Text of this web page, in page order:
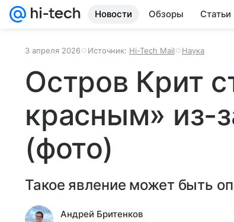
Новости Обзоры Статьи
3 апреля 2026 Источник: Hi-Tech Mail Наука
Остров Крит
красным» из-
(фото)
Такое явление может быть
Андрей Бритенков